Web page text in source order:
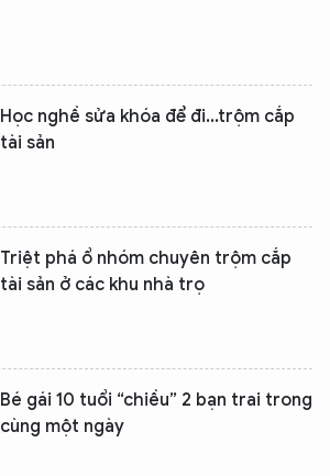
Học nghề sửa khóa để đi...trộm cắp
tài sản
Triệt phá ổ nhóm chuyên trộm cắp
tài sản ở các khu nhà trọ
Bé gái 10 tuổi “chiều” 2 bạn trai trong
cùng một ngày